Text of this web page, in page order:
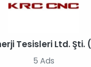
Tesisleri Ltd. Şti.
5 Ads